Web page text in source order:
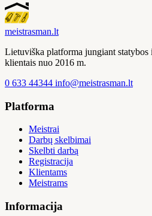
meistrasman.lt
Lietuviška platforma jungiant statybos
klientais nuo 2016 m.
0 633 44344 info@meistrasman.lt
Platforma
Meistrai
Darbų skelbimai
Skelbti darbą
Registracija
Klientams
Meistrams
Informacija